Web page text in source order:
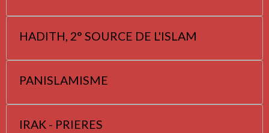
HADITH, 2° SOURCE DE L'ISLAM
PANISLAMISME
IRAK - PRIERES